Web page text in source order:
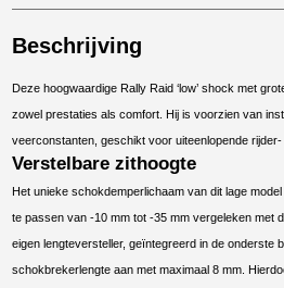
Beschrijving
Deze hoogwaardige Rally Raid ‘low’ shock met
zowel prestaties als comfort. Hij is voorzien van
veerconstanten, geschikt voor uiteenlopende rijder-
Verstelbare zithoogte
Het unieke schokdemperlichaam van dit lage
te passen van -10 mm tot -35 mm vergeleken met
eigen lengteversteller, geïntegreerd in de onderste
schokbrekerlengte aan met maximaal 8 mm.